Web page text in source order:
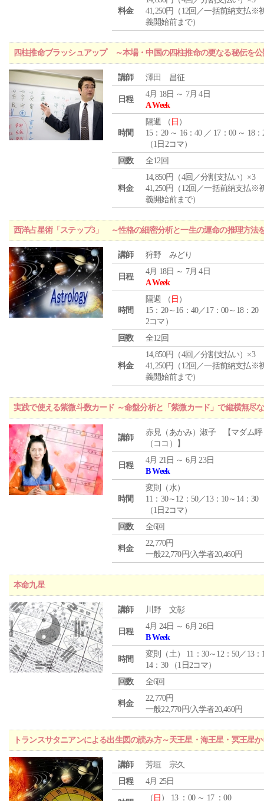
料金
41,250円（12回／一括前納支払※
義開始前まで）
四柱推命ブラッシュアップ ～本場・中国の四柱推命の更なる秘伝を
講師 澤田 昌征
日程
4月 18日 ～ 7月 4日
A Week
時間
隔週 （ 日 ）
15：20 ～ 16：40 ／ 17：00 ～ 18：
（1日2コマ）
回数
全12回
料金
14,850円（4回／分割支払い）×3
41,250円（12回／一括前納支払※
義開始前まで）
西洋占星術「ステップ3」 ～性格の細密分析と一生の運命の推理方法
講師 狩野 みどり
日程
4月 18日 ～ 7月 4日
A Week
時間
隔週 （ 日 ）
15：20～16：40／17：00～18：20
2コマ）
回数
全12回
料金
14,850円（4回／分割支払い）×3
41,250円（12回／一括前納支払※
義開始前まで）
実践で使える紫微斗数カード ～命盤分析と「紫微カード」で縦横無尽
講師
赤見（あかみ）淑子 【マダム呼
（ココ）】
日程
4月 21日 ～ 6月 23日
B Week
時間
変則（水）
11：30～12：50／13：10～14：30
（1日2コマ）
回数
全6回
料金
22,770円
一般22,770円/入学者20,460円
本命九星
講師 川野 文彰
日程
4月 24日 ～ 6月 26日
B Week
時間
変則（土） 11：30～12：50／13：
14：30 （1日2コマ）
回数
全6回
料金
22,770円
一般22,770円/入学者20,460円
トランスサタニアンによる出生図の読み方～天王星・海王星・冥王星
講師
芳垣 宗久
日程
4月 25日
（ 日 ） 13 ：00 ～ 17 ：00